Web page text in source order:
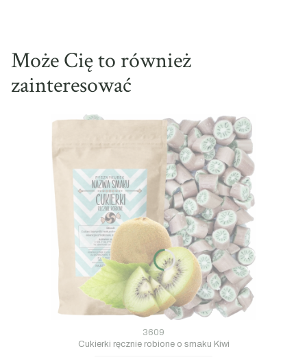
Może Cię to również
zainteresować
3609
Cukierki ręcznie robione o smaku Kiwi